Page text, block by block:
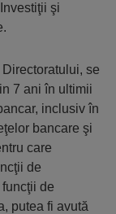
şi
se
7 ani în ultimii
inclusiv în
bancare şi
care
de
de
putea fi avută